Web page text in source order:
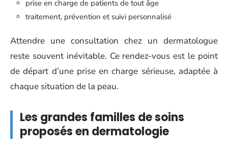
prise en charge de patients de tout âge
traitement, prévention et suivi personnalisé
Attendre une consultation chez un dermatologue
reste souvent inévitable. Ce rendez-vous est le point
de départ d’une prise en charge sérieuse, adaptée à
chaque situation de la peau.
Les grandes familles de soins
proposés en dermatologie